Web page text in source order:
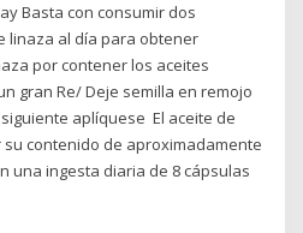
Basta con consumir dos
linaza al día para obtener
por contener los aceites
gran Re/ Deje semilla en remojo
aplíquese El aceite de
contenido de aproximadamente
una ingesta diaria de 8 cápsulas